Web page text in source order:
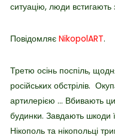
ситуацію, люди
Повідомляє NikopolART.
Третю осінь поспіль,
російських обстрілів.
артилерією … Вбивають
будинки. Завдають шкоди
Нікополь та нікопольці